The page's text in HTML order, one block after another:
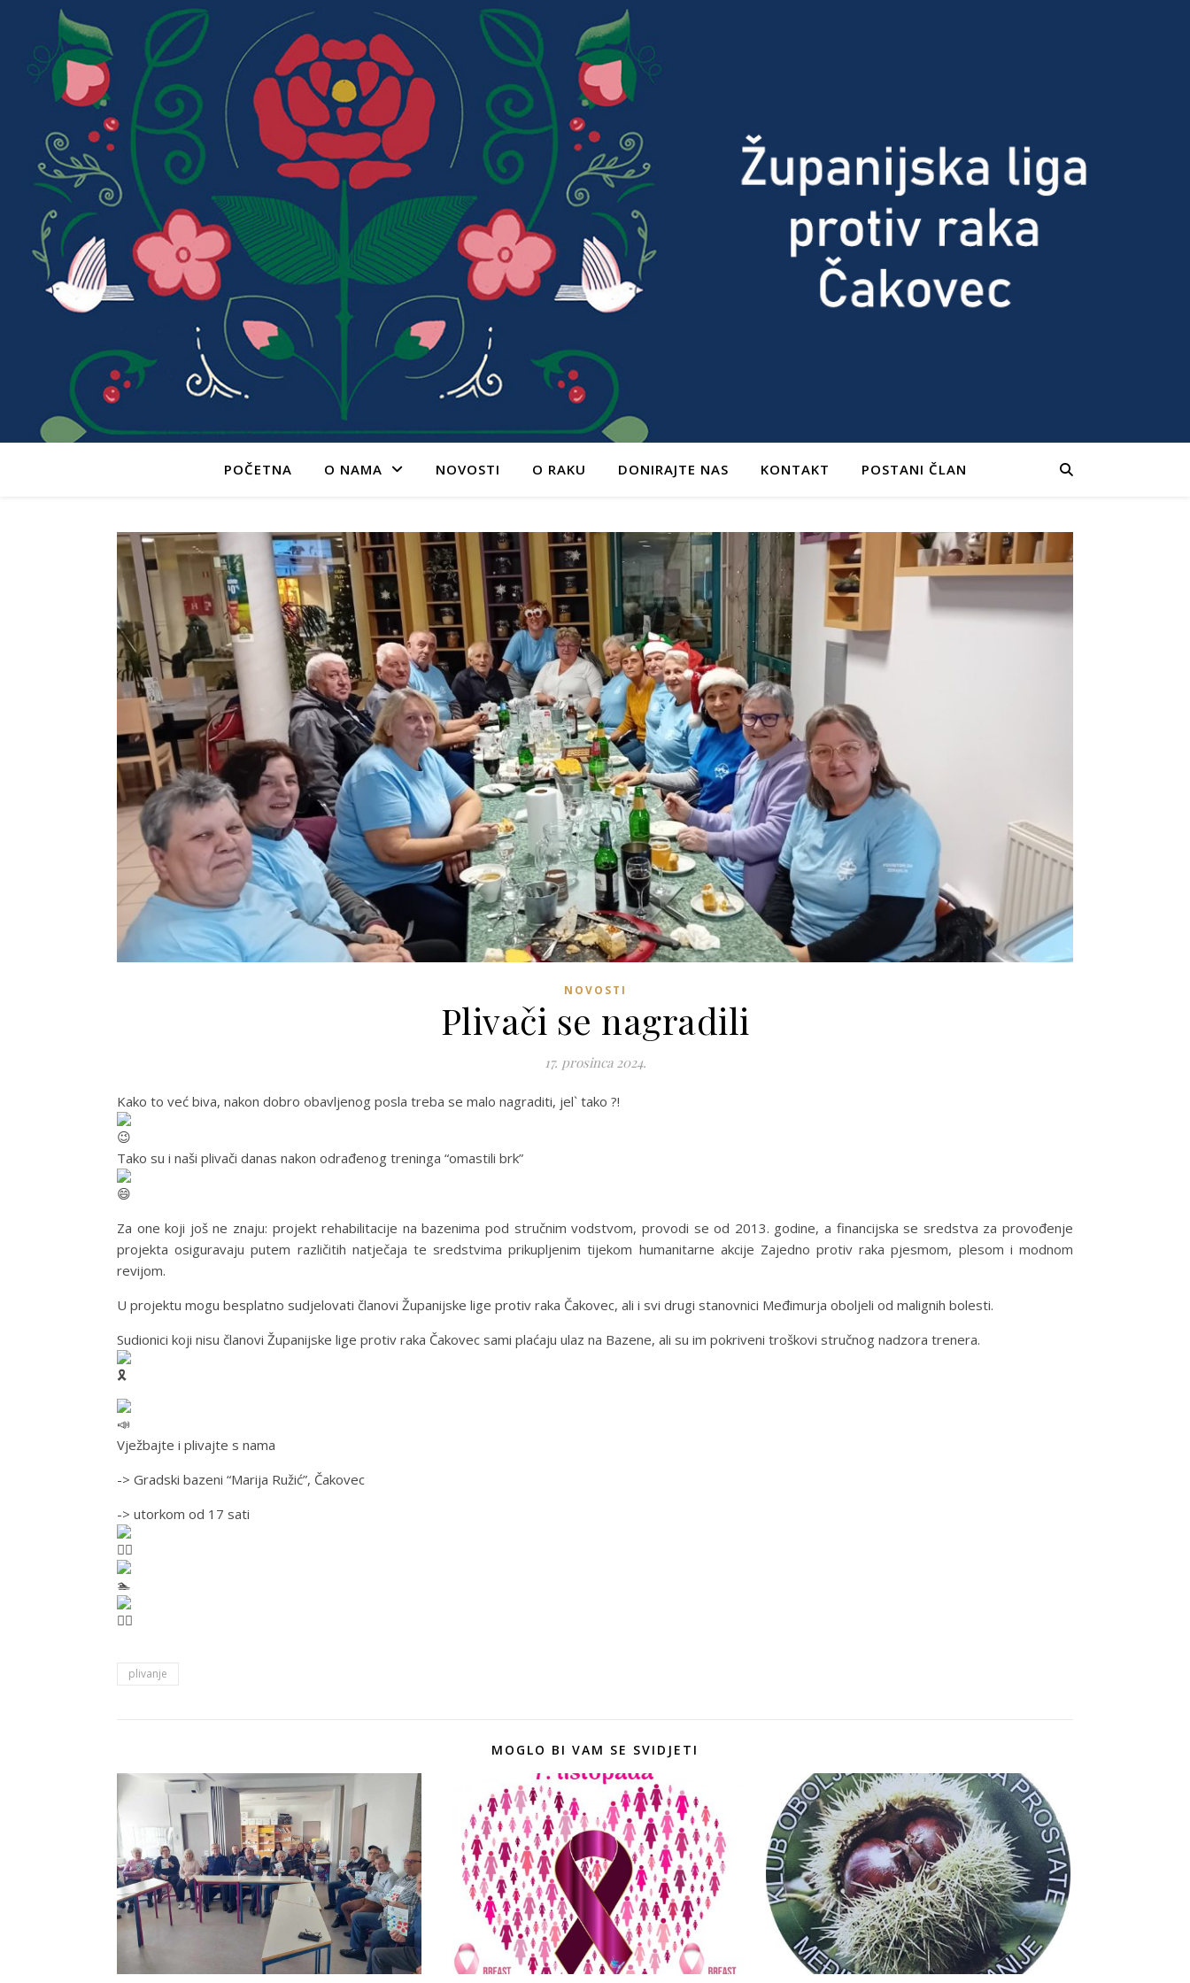
POČETNA O NAMA NOVOSTI O RAKU DONIRAJTE NAS KONTAKT POSTANI ČLAN
NOVOSTI
Plivači se nagradili
17. prosinca 2024.
Kako to već biva, nakon dobro obavljenog posla treba se malo nagraditi, jel` tako ?!
Tako su i naši plivači danas nakon odrađenog treninga “omastili brk”
Za one koji još ne znaju: projekt rehabilitacije na bazenima pod stručnim vodstvom, provodi se od 2013. godine, a financijska se sredstva za provođenje
projekta osiguravaju putem različitih natječaja te sredstvima prikupljenim tijekom humanitarne akcije Zajedno protiv raka pjesmom, plesom i modnom
revijom.
U projektu mogu besplatno sudjelovati članovi Županijske lige protiv raka Čakovec, ali i svi drugi stanovnici Međimurja oboljeli od malignih bolesti.
Sudionici koji nisu članovi Županijske lige protiv raka Čakovec sami plaćaju ulaz na Bazene, ali su im pokriveni troškovi stručnog nadzora trenera.
Vježbajte i plivajte s nama
-> Gradski bazeni “Marija Ružić”, Čakovec
-> utorkom od 17 sati
plivanje
MOGLO BI VAM SE SVIDJETI